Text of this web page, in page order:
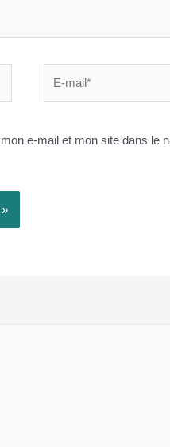
mail*
e-mail et mon site dans le